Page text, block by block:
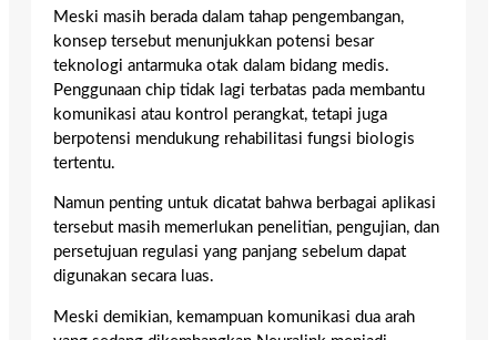
Meski masih berada dalam tahap pengembangan,
konsep tersebut menunjukkan potensi besar
teknologi antarmuka otak dalam bidang medis.
Penggunaan chip tidak lagi terbatas pada membantu
komunikasi atau kontrol perangkat, tetapi juga
berpotensi mendukung rehabilitasi fungsi biologis
tertentu.
Namun penting untuk dicatat bahwa berbagai aplikasi
tersebut masih memerlukan penelitian, pengujian, dan
persetujuan regulasi yang panjang sebelum dapat
digunakan secara luas.
Meski demikian, kemampuan komunikasi dua arah